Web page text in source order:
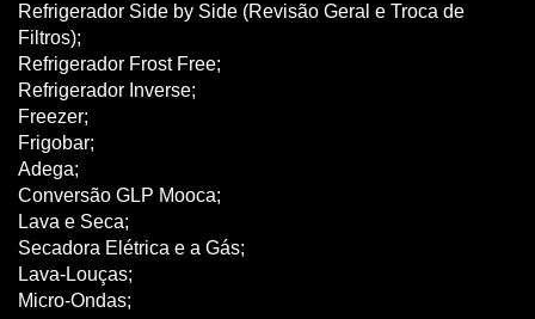
Refrigerador Side by Side (Revisão Geral e Troca de
Filtros);
Refrigerador Frost Free;
Refrigerador Inverse;
Freezer;
Frigobar;
Adega;
Conversão GLP Mooca;
Lava e Seca;
Secadora Elétrica e a Gás;
Lava-Louças;
Micro-Ondas;